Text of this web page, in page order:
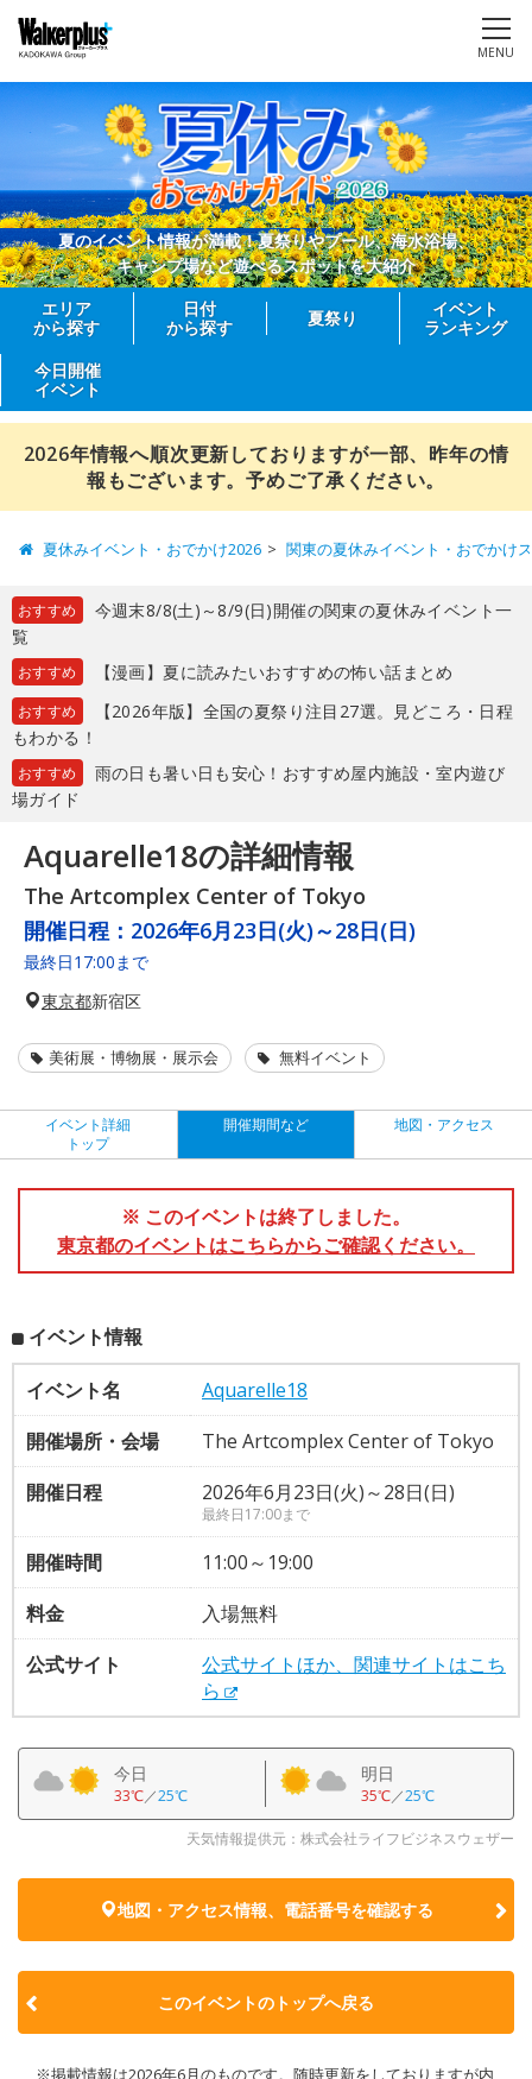
MENU
夏のイベント情報が満載！夏祭りやプール、海水浴場、
キャンプ場など遊べるスポットを大紹介
エリア
から探す
日付
から探す
夏祭り
イベント
ランキング
今日開催
イベント
2026年情報へ順次更新しておりますが一部、昨年の情
報もございます。予めご了承ください。
夏休みイベント・おでかけ2026 関東の夏休みイベント・おでかけ
おすすめ
今週末8/8(土)～8/9(日)開催の関東の夏休みイベント一
覧
おすすめ 【漫画】夏に読みたいおすすめの怖い話まとめ
おすすめ
【2026年版】全国の夏祭り注目27選。見どころ・日程
もわかる！
おすすめ
雨の日も暑い日も安心！おすすめ屋内施設・室内遊び
場ガイド
Aquarelle18の詳細情報
The Artcomplex Center of Tokyo
開催日程： 2026年6月23日(火)～28日(日)
最終日17:00まで
東京都新宿区
美術展・博物展・展示会 無料イベント
イベント詳細
トップ
開催期間など 地図・アクセス
※ このイベントは終了しました。
東京都のイベントはこちらからご確認ください。
イベント情報
イベント名
Aquarelle18
開催場所・会場
The Artcomplex Center of Tokyo
開催日程
2026年6月23日(火)～28日(日)
最終日17:00まで
開催時間
11:00～19:00
料金
入場無料
公式サイト
公式サイトほか、関連サイトはこち
ら
今日
33℃／25℃
明日
35℃／25℃
天気情報提供元：株式会社ライフビジネスウェザー
地図・アクセス情報、電話番号を確認する
このイベントのトップへ戻る
※掲載情報は2026年6月のものです。随時更新をしておりますが内